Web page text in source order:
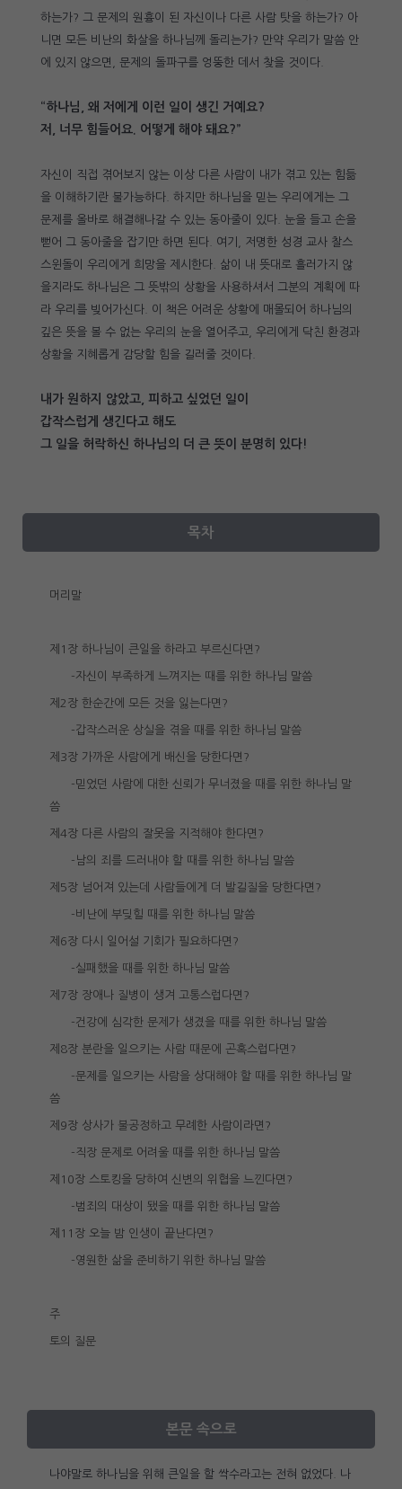
하는가? 그 문제의 원흉이 된 자신이나 다른 사람 탓을 하는가? 아
니면 모든 비난의 화살을 하나님께 돌리는가? 만약 우리가 말씀 안
에 있지 않으면, 문제의 돌파구를 엉뚱한 데서 찾을 것이다.
“하나님, 왜 저에게 이런 일이 생긴 거예요?
저, 너무 힘들어요. 어떻게 해야 돼요?”
자신이 직접 겪어보지 않는 이상 다른 사람이 내가 겪고 있는 힘듦
을 이해하기란 불가능하다. 하지만 하나님을 믿는 우리에게는 그
문제를 올바로 해결해나갈 수 있는 동아줄이 있다. 눈을 들고 손을
뻗어 그 동아줄을 잡기만 하면 된다. 여기, 저명한 성경 교사 찰스
스윈돌이 우리에게 희망을 제시한다. 삶이 내 뜻대로 흘러가지 않
을지라도 하나님은 그 뜻밖의 상황을 사용하셔서 그분의 계획에 따
라 우리를 빚어가신다. 이 책은 어려운 상황에 매몰되어 하나님의
깊은 뜻을 볼 수 없는 우리의 눈을 열어주고, 우리에게 닥친 환경과
상황을 지혜롭게 감당할 힘을 길러줄 것이다.
내가 원하지 않았고, 피하고 싶었던 일이
갑작스럽게 생긴다고 해도
그 일을 허락하신 하나님의 더 큰 뜻이 분명히 있다!
목차
머리말
제1장 하나님이 큰일을 하라고 부르신다면?
-자신이 부족하게 느껴지는 때를 위한 하나님 말씀
제2장 한순간에 모든 것을 잃는다면?
-갑작스러운 상실을 겪을 때를 위한 하나님 말씀
제3장 가까운 사람에게 배신을 당한다면?
-믿었던 사람에 대한 신뢰가 무너졌을 때를 위한 하나님 말
씀
제4장 다른 사람의 잘못을 지적해야 한다면?
-남의 죄를 드러내야 할 때를 위한 하나님 말씀
제5장 넘어져 있는데 사람들에게 더 발길질을 당한다면?
-비난에 부딪힐 때를 위한 하나님 말씀
제6장 다시 일어설 기회가 필요하다면?
-실패했을 때를 위한 하나님 말씀
제7장 장애나 질병이 생겨 고통스럽다면?
-건강에 심각한 문제가 생겼을 때를 위한 하나님 말씀
제8장 분란을 일으키는 사람 때문에 곤혹스럽다면?
-문제를 일으키는 사람을 상대해야 할 때를 위한 하나님 말
씀
제9장 상사가 불공정하고 무례한 사람이라면?
-직장 문제로 어려울 때를 위한 하나님 말씀
제10장 스토킹을 당하여 신변의 위협을 느낀다면?
-범죄의 대상이 됐을 때를 위한 하나님 말씀
제11장 오늘 밤 인생이 끝난다면?
-영원한 삶을 준비하기 위한 하나님 말씀
주
토의 질문
본문 속으로
나야말로 하나님을 위해 큰일을 할 싹수라고는 전혀 없었다. 나